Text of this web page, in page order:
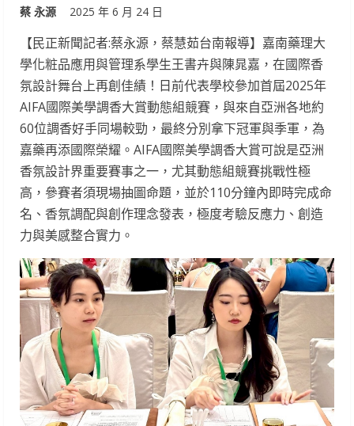
蔡 永源 2025 年 6 月 24 日
【民正新聞記者:蔡永源，蔡慧茹台南報導】嘉南藥理大
學化粧品應用與管理系學生王書卉與陳晁嘉，在國際香
氛設計舞台上再創佳績！日前代表學校參加首屆2025年
AIFA國際美學調香大賞動態組競賽，與來自亞洲各地約
60位調香好手同場較勁，最終分別拿下冠軍與季軍，為
嘉藥再添國際榮耀。AIFA國際美學調香大賞可說是亞洲
香氛設計界重要賽事之一，尤其動態組競賽挑戰性極
高，參賽者須現場抽圖命題，並於110分鐘內即時完成命
名、香氛調配與創作理念發表，極度考驗反應力、創造
力與美感整合實力。